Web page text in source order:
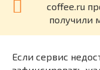
coffee.ru
получили
Если сервис